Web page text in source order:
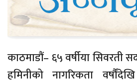
काठमाडौं– ६५ वर्षीया सिवरती
हमिनीको नागरिकता